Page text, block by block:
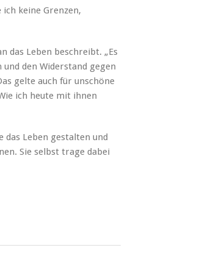
keine Grenzen,
das Leben beschreibt. „Es
den Widerstand gegen
gelte auch für unschöne
ich heute mit ihnen
das Leben gestalten und
Sie selbst trage dabei